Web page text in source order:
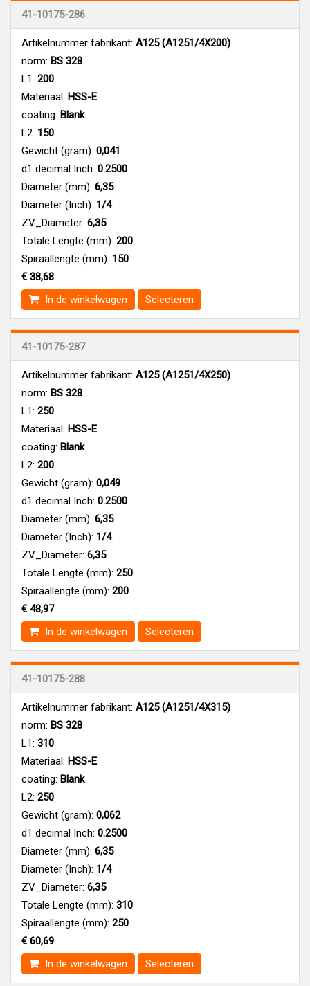
41-10175-286
Artikelnummer fabrikant: A125 (A1251/4X200)
norm: BS 328
L1: 200
Materiaal: HSS-E
coating: Blank
L2: 150
Gewicht (gram): 0,041
d1 decimal Inch: 0.2500
Diameter (mm): 6,35
Diameter (Inch): 1/4
ZV_Diameter: 6,35
Totale Lengte (mm): 200
Spiraallengte (mm): 150
€ 38,68
In de winkelwagen
Selecteren
41-10175-287
Artikelnummer fabrikant: A125 (A1251/4X250)
norm: BS 328
L1: 250
Materiaal: HSS-E
coating: Blank
L2: 200
Gewicht (gram): 0,049
d1 decimal Inch: 0.2500
Diameter (mm): 6,35
Diameter (Inch): 1/4
ZV_Diameter: 6,35
Totale Lengte (mm): 250
Spiraallengte (mm): 200
€ 48,97
In de winkelwagen
Selecteren
41-10175-288
Artikelnummer fabrikant: A125 (A1251/4X315)
norm: BS 328
L1: 310
Materiaal: HSS-E
coating: Blank
L2: 250
Gewicht (gram): 0,062
d1 decimal Inch: 0.2500
Diameter (mm): 6,35
Diameter (Inch): 1/4
ZV_Diameter: 6,35
Totale Lengte (mm): 310
Spiraallengte (mm): 250
€ 60,69
In de winkelwagen
Selecteren